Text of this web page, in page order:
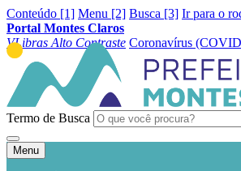
Conteúdo [1] Menu [2] Busca [3] Ir para o
Portal Montes Claros
VLibras Alto Contraste Coronavírus
Termo de Busca
Menu